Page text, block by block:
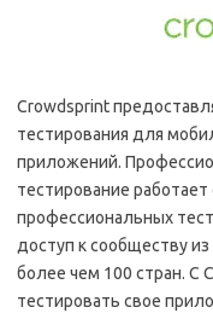
Crowdsprint
тестирования для
приложений.
тестирование
профессиональных
доступ к сообществу
более чем 100 стран. С
тестировать свое